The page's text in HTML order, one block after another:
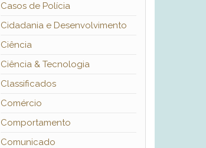
Casos de Polícia
Cidadania e Desenvolvimento
Ciência
Ciência & Tecnologia
Classificados
Comércio
Comportamento
Comunicado